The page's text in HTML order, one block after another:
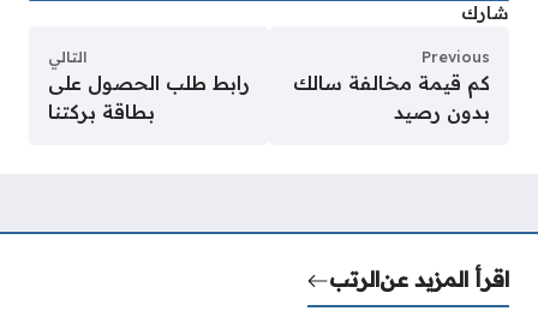
شارك
Previous
كم قيمة مخالفة سالك
بدون رصيد
التالي
رابط طلب الحصول على
بطاقة بركتنا
اقرأ المزيد عنالرتب